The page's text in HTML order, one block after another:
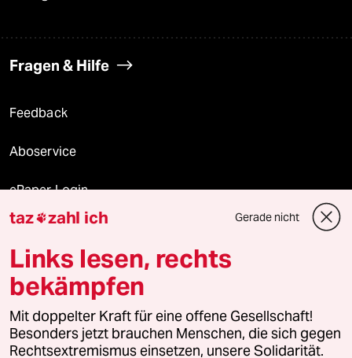
Fragen & Hilfe
Feedback
Aboservice
ePaper Login
Downloads für Abonnierende
© 2026 taz Verlags und Vertriebs GmbH
Alle Rechte vorbehalten. Bei rechtlichen Fragen oder für Genehmigungen
wenden Sie sich bitte an lizenzen@taz.de
taz zahl ich Gerade nicht
Links lesen, rechts
bekämpfen
Mit doppelter Kraft für eine offene Gesellschaft!
Besonders jetzt brauchen Menschen, die sich gegen
Rechtsextremismus einsetzen, unsere Solidarität.